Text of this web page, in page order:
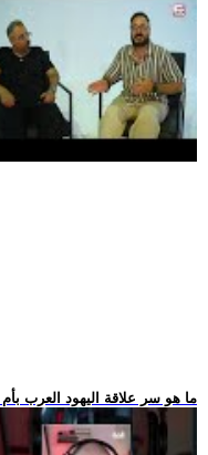
.. ما هو سر علاقة اليهود العرب